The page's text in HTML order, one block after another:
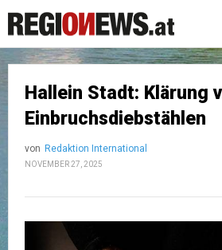
Hallein Stadt: Klärung
Einbruchsdiebstählen
von Redaktion International
NOVEMBER 27, 2025